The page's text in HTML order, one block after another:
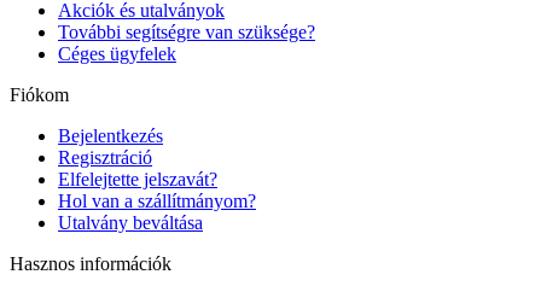
Akciók és utalványok
További segítségre van szüksége?
Céges ügyfelek
Fiókom
Bejelentkezés
Regisztráció
Elfelejtette jelszavát?
Hol van a szállítmányom?
Utalvány beváltása
Hasznos információk